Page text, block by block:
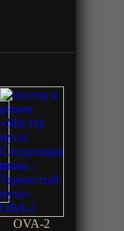
OVA-2